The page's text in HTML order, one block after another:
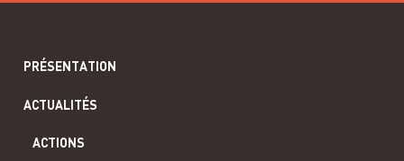
PRÉSENTATION
ACTUALITÉS
ACTIONS